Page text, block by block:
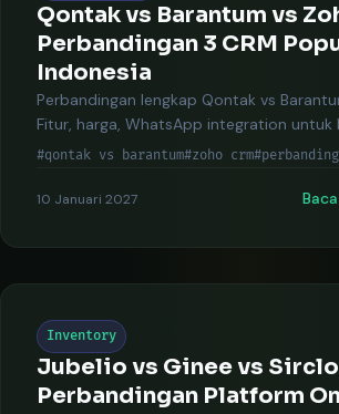
Qontak vs Barantum vs
Perbandingan 3 CRM
Indonesia
Perbandingan lengkap Qontak vs
Fitur, harga, WhatsApp integration untuk
#qontak vs barantum#zoho crm
10 Januari 2027
Inventory
Jubelio vs Ginee vs
Perbandingan Platform